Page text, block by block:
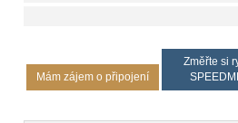
Mám zájem o připojení
Změřte si